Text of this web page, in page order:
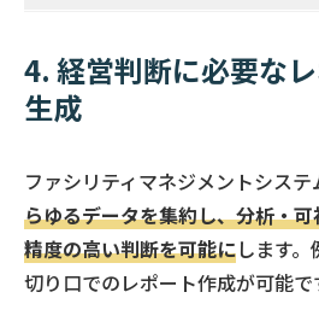
4. 経営判断に必要な
生成
ファシリティマネジメントシステ
らゆるデータを集約し、分析・
精度の高い判断を可能にします
切り口でのレポート作成が可能で